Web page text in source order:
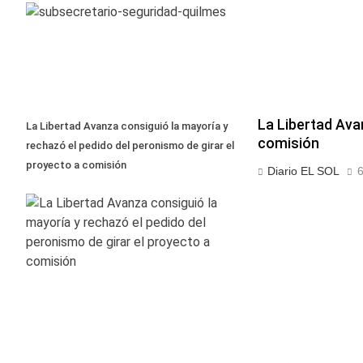
La Libertad Avanza consiguió la mayoría y
rechazó el pedido del peronismo de girar el
proyecto a comisión
La Libertad
comisión
Diario EL SOL